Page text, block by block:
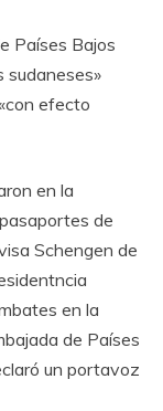
Países Bajos
sudaneses»
efecto
en la
de
Schengen de
en la
de Países
un portavoz